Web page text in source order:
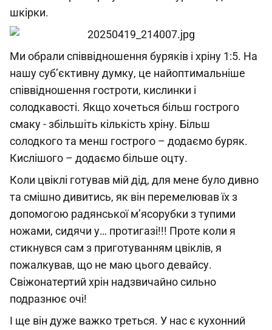
шкірки.
Ми обрали співвідношення буряків і хріну 1:5. На
нашу суб’єктивну думку, це найоптимальніше
співвідношення гостроти, кислинки і
солодкавості. Якщо хочеться більш гострого
смаку - збільшіть кількість хріну. Більш
солодкого та менш гострого – додаємо буряк.
Кислішого – додаємо більше оцту.
Коли цвіклі готував мій дід, для мене було дивно
та смішно дивитись, як він перемелював їх з
допомогою радянської м’ясорубки з тупими
ножами, сидячи у… протигазі!!! Проте коли я
стикнувся сам з приготуванням цвіклів, я
пожалкував, що не маю цього девайсу.
Свіжонатертий хрін надзвичайно сильно
подразнює очі!
І ще він дуже важко треться. У нас є кухонний